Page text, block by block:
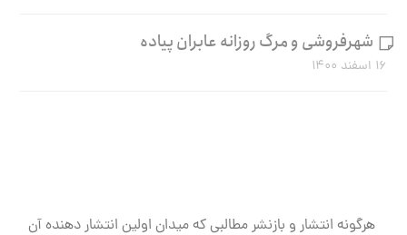
شهرفروشی و مرگ روزانه عابران پیاده
۱۶ اسفند ۱۴۰۰
هرگونه انتشار و بازنشر مطالبی که میدان اولین انتشار دهنده آن